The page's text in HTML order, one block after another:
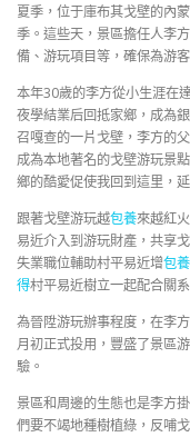
夏季，位于庫布其戈壁的內
季。這些天，景區擔任人李
備、游玩項目等，確保為游
本年30歲的李方從小生涯在
夜學結業后回抵家鄉，成為
召嘎查的一片戈壁，李方的
成為本地著名的戈壁游玩景
鄉的酷愛促使我回到這里，
跟著戈壁游玩越包養來越紅
易近介入到游玩財產，共享
失業職位輔助村平易近增包養
得村平易近樹立一起配合關
為晉陞游玩辦事程度，在李
月初正式投用，豐盛了景區
驗。
景區和周邊的生態也是李方
們要不竭地種樹植綠，反哺